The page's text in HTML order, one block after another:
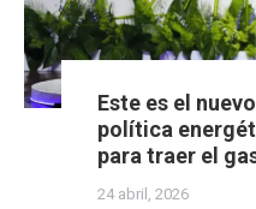
Este es el
política
para traer el
24 abril, 2026